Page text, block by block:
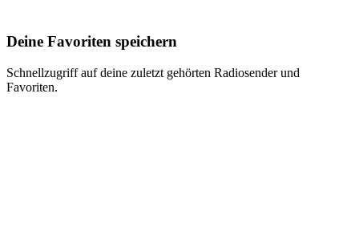
Deine Favoriten speichern
Schnellzugriff auf deine zuletzt gehörten Radiosender und
Favoriten.